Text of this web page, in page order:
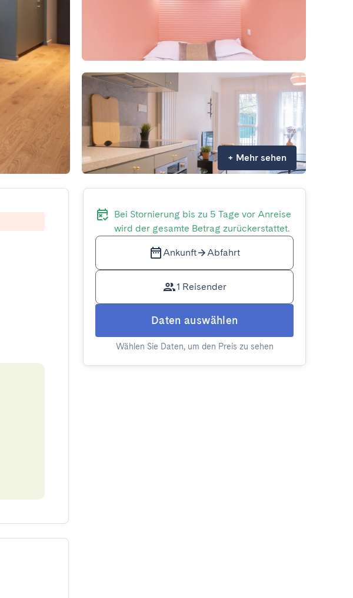
+ Mehr sehen
Bei Stornierung bis zu 5 Tage vor Anreise
wird der gesamte Betrag zurückerstattet.
Ankunft Abfahrt
1 Reisender
Daten auswählen
Wählen Sie Daten, um den Preis zu sehen